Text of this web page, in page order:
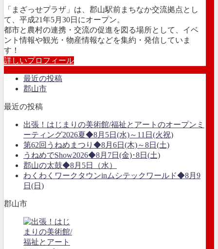
「まざっせプラザ」は、郡山駅前まちなか交流拠点とし
て、平成21年5月30日にオープン。
都市と農村の連携・交流の促進を図る場所として、イベ
ント情報や観光・物産情報などを集約・発信していま
す！
詳しいプロフィール
最近の投稿
郡山市
最近の投稿
出張！はじまりの美術館/福祉とアートのオープンミ
ーティング2026夏◆8月5日(水)～11日(火祝)
第62回うねめまつり◆8月6日(木)～8日(土)
うねめでShow2026◆8月7日(金)･8日(土)
郡山の太鼓◆8月5日（水）
わくわくワークタウンinムシテックワールド◆8月9
日(日)
郡山市